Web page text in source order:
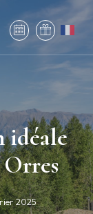
idéale
2025